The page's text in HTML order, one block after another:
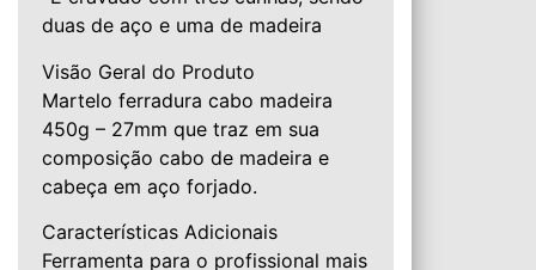
duas de aço e uma de madeira
Visão Geral do Produto
Martelo ferradura cabo madeira
450g – 27mm que traz em sua
composição cabo de madeira e
cabeça em aço forjado.
Características Adicionais
Ferramenta para o profissional mais